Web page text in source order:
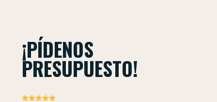
¡PÍDENOS
PRESUPUESTO!
